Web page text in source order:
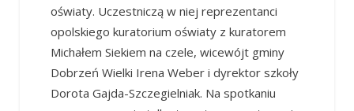
oświaty. Uczestniczą w niej reprezentanci
opolskiego kuratorium oświaty z kuratorem
Michałem Siekiem na czele, wicewójt gminy
Dobrzeń Wielki Irena Weber i dyrektor szkoły
Dorota Gajda-Szczegielniak. Na spotkaniu